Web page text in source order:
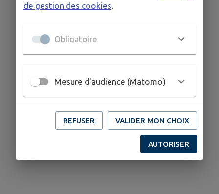
de gestion des cookies
Obligatoire
Mesure d'audience (Matomo)
REFUSER VALIDER MON CHOIX
AUTORISER